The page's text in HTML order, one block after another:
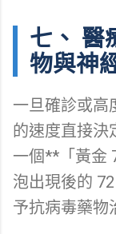
七、 醫
物與神
一旦確診或高
的速度直接決
一個**「黃金
泡出現後的
予抗病毒藥物